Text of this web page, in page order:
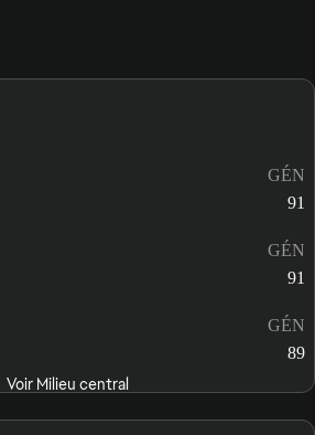
GÉN
91
GÉN
91
GÉN
89
Voir Milieu central